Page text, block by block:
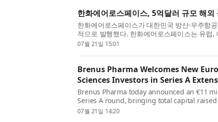
한화에어로스페이스, 5억달러 규모 해외
한화에어로스페이스가 대한민국 방산·우주항
적으로 발행했다. 한화에어로스페이스는 유럽
위한 수요 예측(북빌딩·book building)을 진행
07월 21일 15:01
Brenus Pharma Welcomes New
Sciences Investors in Series A
Brenus Pharma today announced an €11
Series A round, bringing total capital
($43.5M). This funding reflects strong
07월 21일 14:20